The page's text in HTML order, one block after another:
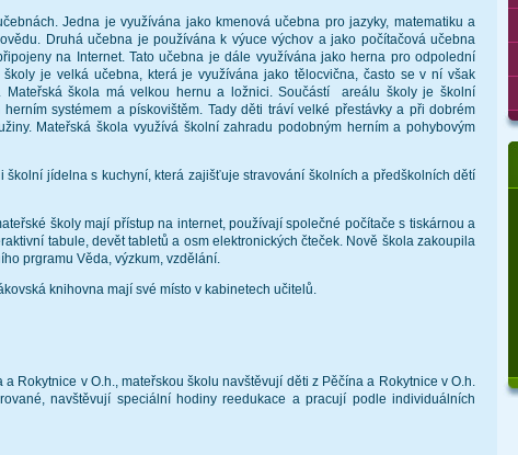
Jedna je využívána jako kmenová učebna pro jazyky, matematiku a
Druhá učebna je používána k výuce výchov a jako počítačová učebna
na Internet. Tato učebna je dále využívána jako herna pro odpolední
je velká učebna, která je využívána jako tělocvična, často se v ní však
Mateřská škola má velkou hernu a ložnici. Součástí
areálu školy je školní
systémem a pískovištěm. Tady děti tráví velké přestávky a při dobrém
Mateřská škola využívá školní zahradu podobným herním a pohybovým
školní jídelna s kuchyní, která zajišťuje stravování školních a předškolních dětí
školy mají přístup na internet, používají společné počítače s tiskárnou a
tabule, devět tabletů a osm elektronických čteček. Nově škola zakoupila
prgramu Věda, výzkum, vzdělání.
knihovna mají své místo v kabinetech učitelů.
Rokytnice v O.h., mateřskou školu navštěvují děti z Pěčína a Rokytnice v O.h.
navštěvují speciální hodiny reedukace a pracují podle individuálních